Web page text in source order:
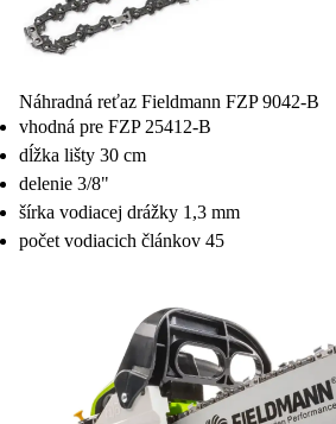
Náhradná reťaz Fieldmann FZP 9042-B
vhodná pre FZP 25412-B
dĺžka lišty 30 cm
delenie 3/8"
šírka vodiacej drážky 1,3 mm
počet vodiacich článkov 45